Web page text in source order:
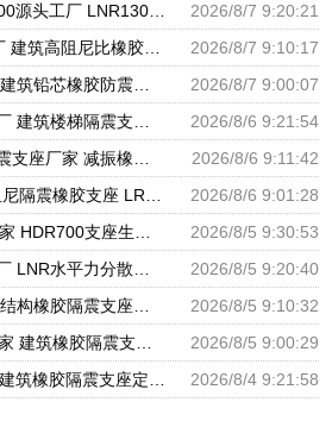
铅芯橡胶隔震支座LRB1000源头工厂 LNR1300天然橡胶支座什么价格 国内隔震支座生产厂家
2026/8/7 9:20:21
LRB300隔震支座源头工厂 建筑高阻尼比橡胶隔震支座厂家 铅芯抗震支座装置源头工厂
2026/8/7 9:10:17
建筑高性能橡胶隔震支座 建筑铅芯橡胶防震支座工厂 LRB500一Ⅱ型橡胶隔震支座
2026/8/7 9:00:07
铅芯橡胶隔震支座源头工厂 建筑楼梯隔震支座生产厂家 高楼隔震支座
2026/8/6 9:21:54
LNR水平力分散型橡胶隔震支座厂家 减振橡胶隔震支座 LRB铅芯支座什么价格
2026/8/6 9:11:42
建筑橡胶支座 HDR型高阻尼隔震橡胶支座 LRB1200支座
2026/8/6 9:01:28
LNR1100天然橡胶支座厂家 HDR700支座生产厂家 建筑分散力型隔震支座源头工厂
2026/8/5 9:30:53
建筑二型隔震支座源头工厂 LNR水平力分散力型橡胶隔震支座 摩擦摆球型减隔震支座源头工厂
2026/8/5 9:20:40
组合隔震支座多少钱 建筑结构橡胶隔震支座源头工厂 LNR系列隔震支座厂家
2026/8/5 9:10:32
LRB1100隔震支座生产厂家 建筑橡胶隔震支座LNR700生产厂家 隔震橡胶支座的价格
2026/8/5 9:00:29
建筑隔震支座LRB和LNR 建筑橡胶隔震支座定做厂家 LNR1200橡胶隔震支座什么价格
2026/8/4 9:21:58